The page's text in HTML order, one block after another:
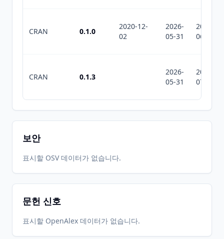
CRAN 0.1.0
2020-12-
02
2026-
05-31
2026-
06-23
CRAN 0.1.3
2026-
05-31
2026-
07-10
보안
표시할 OSV 데이터가 없습니다.
문헌 신호
표시할 OpenAlex 데이터가 없습니다.